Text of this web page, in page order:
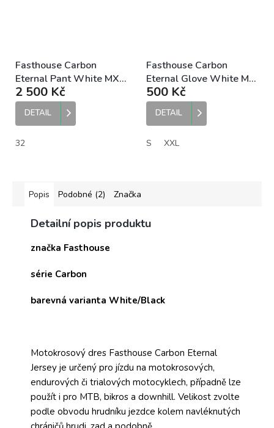
Fasthouse Carbon
Eternal Pant White MX
kalhoty
2 500 Kč
DETAIL
32
Fasthouse Carbon
Eternal Glove White MX
rukavice
500 Kč
DETAIL
S XXL
Popis Podobné (2) Značka
Detailní popis produktu
značka Fasthouse
série Carbon
barevná varianta White/Black
Motokrosový dres Fasthouse Carbon Eternal
Jersey je určený pro jízdu na motokrosových,
endurových či trialových motocyklech, případně lze
použít i pro MTB, bikros a downhill. Velikost zvolte
podle obvodu hrudníku jezdce kolem navléknutých